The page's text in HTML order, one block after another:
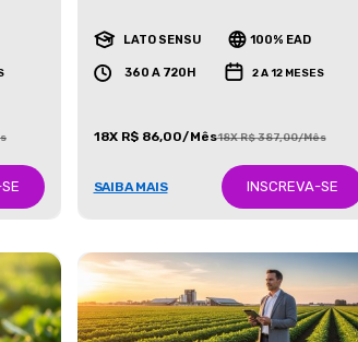
LATO SENSU 100% EAD
360 A 720H 2 A 12 MESES
18X R$ 86,00/Mês18X R$ 387,00/Mês
SAIBA MAIS INSCREVA-SE